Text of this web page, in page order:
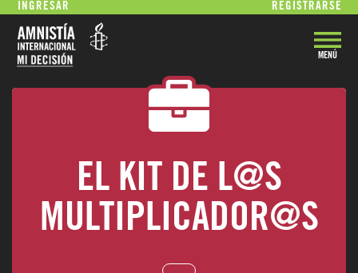
INGRESAR REGISTRARSE
MENÚ
VOLVER
EL KIT DE L@S
MULTIPLICADOR@S